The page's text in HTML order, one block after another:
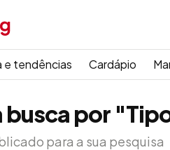
e tendências Cardápio
busca por
para a sua pesquisa